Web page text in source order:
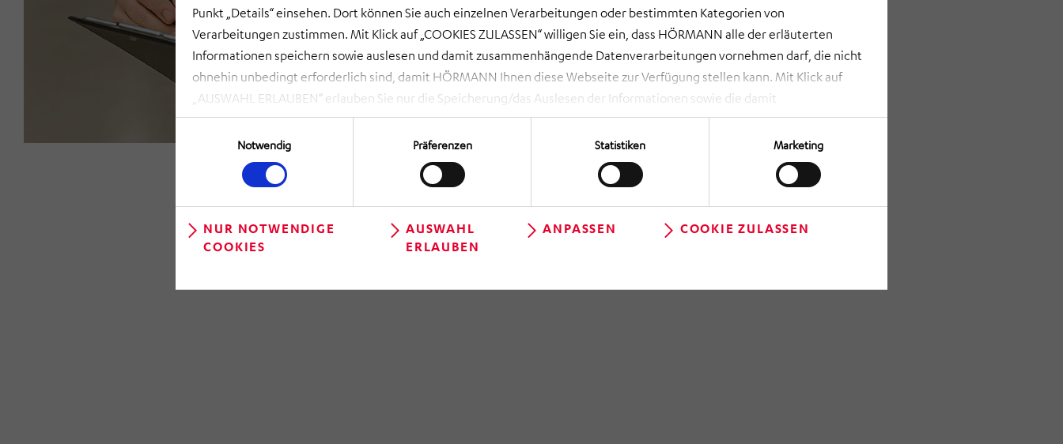
Punkt „Details“ einsehen. Dort können Sie auch einzelnen Verarbeitungen oder bestimmten Kategorien von
Verarbeitungen zustimmen. Mit Klick auf „COOKIES ZULASSEN“ willigen Sie ein, dass HÖRMANN alle der erläuterten
Informationen speichern sowie auslesen und damit zusammenhängende Datenverarbeitungen vornehmen darf, die nicht
ohnehin unbedingt erforderlich sind, damit HÖRMANN Ihnen diese Webseite zur Verfügung stellen kann. Mit Klick auf
„AUSWAHL ERLAUBEN“ erlauben Sie nur die Speicherung/das Auslesen der Informationen sowie die damit
zusammenhängenden Datenverarbeitungen, die Sie aktiv ausgewählt haben. Eine Anpassung ist bei Klick auf „ANPASSEN“
möglich. Bei Klick auf „NUR NOTWENDIGE COOKIES“ lehnen Sie Ihre Einwilligung ab und es werden nur die Informationen
gespeichert und ausgelesen, die unbedingt erforderlich sind, damit Ihnen diese Website zur Verfügung gestellt werden
kann. Ihre Einwilligung können Sie über das Aufrufen der Cookie-Einstellungen (runde, schwarze Schaltfläche am unteren
linken Rand der Webseite) entgeltlos und mit Wirkung für die Zukunft widerrufen, indem Sie im Anschluss auf „Einwilligung
widerrufen“ klicken. Über die dortige Schaltfläche „Einwilligung ändern“ können Sie zudem Ihre getroffenen Einstellungen
anpassen.
Notwendig
Präferenzen Statistiken Marketing
NUR NOTWENDIGE
COOKIES
AUSWAHL
ERLAUBEN
ANPASSEN COOKIE ZULASSEN